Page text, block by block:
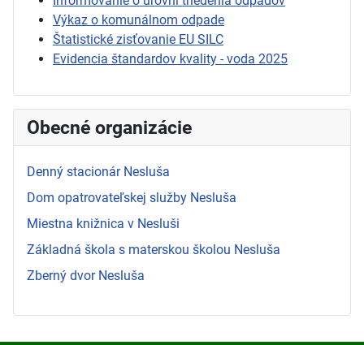
Výkaz o komunálnom odpade
Štatistické zisťovanie EU SILC
Evidencia štandardov kvality - voda 2025
Obecné organizácie
Denný stacionár Nesluša
Dom opatrovateľskej služby Nesluša
Miestna knižnica v Nesluši
Základná škola s materskou školou Nesluša
Zberný dvor Nesluša